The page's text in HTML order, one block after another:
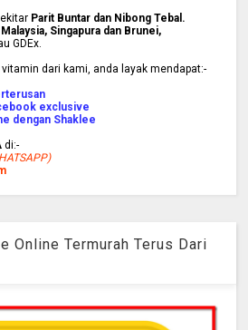
Parit Buntar dan Nibong Tebal.
Malaysia, Singapura dan Brunei,
GDEx.
dari kami, anda layak mendapat:-
exclusive
dengan Shaklee
di:-
Online Termurah Terus Dari